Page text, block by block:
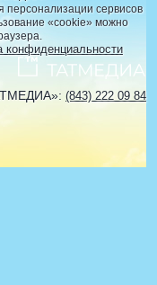
персонализации сервисов
«cookie» можно
конфиденциальности
(843) 222 09 84